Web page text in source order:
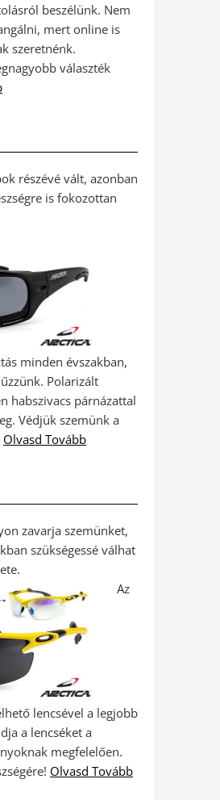
beszélünk. Nem
mert online is
szeretnénk.
választék
részévé vált, azonban
is fokozottan
minden évszakban,
Polarizált
habszivacs párnázattal
Védjük szemünk a
Olvasd Tovább
zavarja szemünket,
szükségessé válhat
Az
lencsével a legjobb
a lencséket a
megfelelően.
Olvasd Tovább